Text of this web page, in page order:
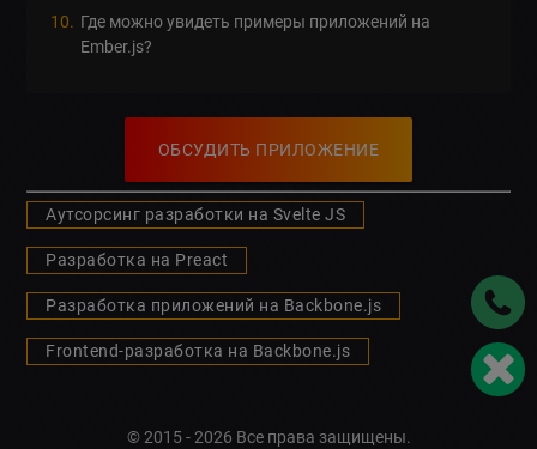
Где можно увидеть примеры приложений на
Ember.js?
ОБСУДИТЬ ПРИЛОЖЕНИЕ
Аутсорсинг разработки на Svelte JS
Разработка на Preact
Разработка приложений на Backbone.js
Frontend-разработка на Backbone.js
© 2015 - 2026 Все права защищены.